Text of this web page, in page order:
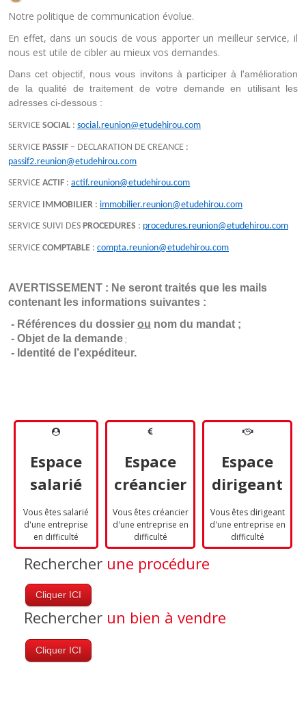
Notre politique de communication évolue.
En effet, dans un soucis de vous apporter un meilleur service, il
nous est utile de cibler au mieux vos demandes.
Dans cet objectif, nous vous invitons à participer à l'amélioration
de la qualité de traitement de votre demande en utilisant les
adresses ci-dessous :
SERVICE SOCIAL : social.reunion@etudehirou.com
SERVICE PASSIF – DECLARATION DE CREANCE :
passif2.reunion@etudehirou.com
SERVICE ACTIF : actif.reunion@etudehirou.com
SERVICE IMMOBILIER : immobilier.reunion@etudehirou.com
SERVICE SUIVI DES PROCEDURES : procedures.reunion@etudehirou.com
SERVICE COMPTABLE : compta.reunion@etudehirou.com
AVERTISSEMENT : Ne seront traités que les mails
contenant les informations suivantes :
- Références du dossier ou nom du mandat ;
- Objet de la demande ;
- Identité de l’expéditeur.
Espace
salarié
Vous êtes salarié
d'une entreprise
en difficulté
Espace
créancier
Vous êtes créancier
d'une entreprise en
difficulté
Espace
dirigeant
Vous êtes dirigeant
d'une entreprise en
difficulté
Rechercher une procédure
Cliquer ICI
Rechercher un bien à vendre
Cliquer ICI